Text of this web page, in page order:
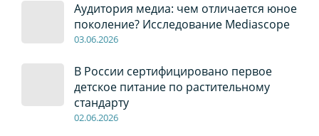
Аудитория медиа: чем отличается юное
поколение? Исследование Mediascope
03.06.2026
В России сертифицировано первое
детское питание по растительному
стандарту
02.06.2026